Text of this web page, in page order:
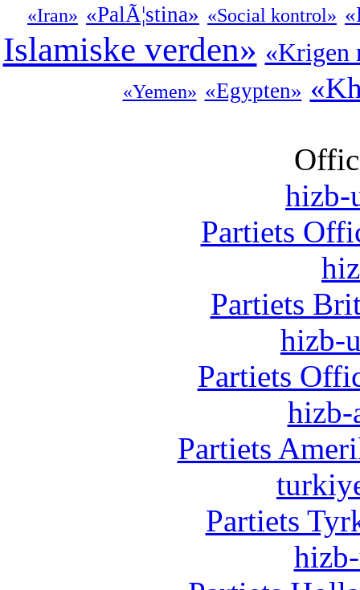
«Iran» «PalÃ¦stina» «Social kontrol»
Islamiske verden» «Krigen
«Yemen» «Egypten»
hizb-
Partiets
Partiets
hizb-
Partiets
hizb-
Partiets
Partiets